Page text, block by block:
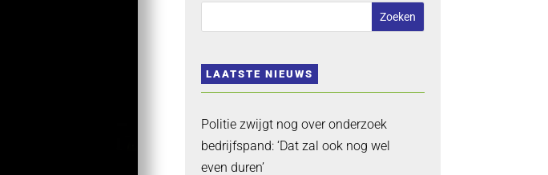
LAATSTE NIEUWS
Politie zwijgt nog over onderzoek
bedrijfspand: ‘Dat zal ook nog wel
even duren’